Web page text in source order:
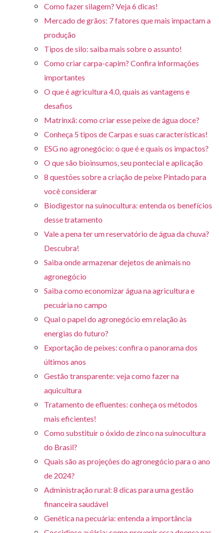
Como fazer silagem? Veja 6 dicas!
Mercado de grãos: 7 fatores que mais impactam a
produção
Tipos de silo: saiba mais sobre o assunto!
Como criar carpa-capim? Confira informações
importantes
O que é agricultura 4.0, quais as vantagens e
desafios
Matrinxã: como criar esse peixe de água doce?
Conheça 5 tipos de Carpas e suas características!
ESG no agronegócio: o que é e quais os impactos?
O que são bioinsumos, seu pontecial e aplicação
8 questões sobre a criação de peixe Pintado para
você considerar
Biodigestor na suinocultura: entenda os benefícios
desse tratamento
Vale a pena ter um reservatório de água da chuva?
Descubra!
Saiba onde armazenar dejetos de animais no
agronegócio
Saiba como economizar água na agricultura e
pecuária no campo
Qual o papel do agronegócio em relação às
energias do futuro?
Exportação de peixes: confira o panorama dos
últimos anos
Gestão transparente: veja como fazer na
aquicultura
Tratamento de efluentes: conheça os métodos
mais eficientes!
Como substituir o óxido de zinco na suinocultura
do Brasil?
Quais são as projeções do agronegócio para o ano
de 2024?
Administração rural: 8 dicas para uma gestão
financeira saudável
Genética na pecuária: entenda a importância